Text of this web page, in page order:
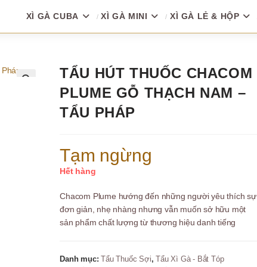
XÌ GÀ CUBA XÌ GÀ MINI XÌ GÀ LẺ & HỘP
TẨU HÚT THUỐC CHACOM
PLUME GỖ THẠCH NAM –
TẨU PHÁP
Tạm ngừng
Hết hàng
Chacom Plume hướng đến những người yêu thích sự
đơn giản, nhẹ nhàng nhưng vẫn muốn sở hữu một
sản phẩm chất lượng từ thương hiệu danh tiếng
Danh mục:Tẩu Thuốc Sợi,Tẩu Xì Gà - Bắt Tóp